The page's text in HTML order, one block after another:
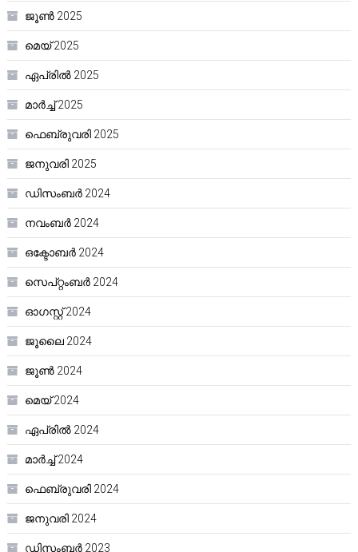
ജൂൺ 2025
മെയ്‌ 2025
ഏപ്രിൽ 2025
മാർച്ച്‌ 2025
ഫെബ്രുവരി 2025
ജനുവരി 2025
ഡിസംബർ 2024
നവംബർ 2024
ഒക്ടോബർ 2024
സെപ്റ്റംബർ 2024
ഓഗസ്റ്റ്‌ 2024
ജൂലൈ 2024
ജൂൺ 2024
മെയ്‌ 2024
ഏപ്രിൽ 2024
മാർച്ച്‌ 2024
ഫെബ്രുവരി 2024
ജനുവരി 2024
ഡിസംബർ 2023